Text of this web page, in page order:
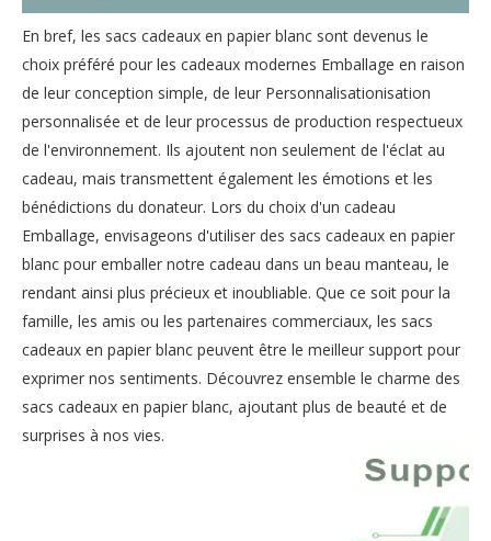
En bref, les sacs cadeaux en papier blanc sont devenus le
choix préféré pour les cadeaux modernes Emballage en raison
de leur conception simple, de leur Personnalisationisation
personnalisée et de leur processus de production respectueux
de l'environnement. Ils ajoutent non seulement de l'éclat au
cadeau, mais transmettent également les émotions et les
bénédictions du donateur. Lors du choix d'un cadeau
Emballage, envisageons d'utiliser des sacs cadeaux en papier
blanc pour emballer notre cadeau dans un beau manteau, le
rendant ainsi plus précieux et inoubliable. Que ce soit pour la
famille, les amis ou les partenaires commerciaux, les sacs
cadeaux en papier blanc peuvent être le meilleur support pour
exprimer nos sentiments. Découvrez ensemble le charme des
sacs cadeaux en papier blanc, ajoutant plus de beauté et de
surprises à nos vies.